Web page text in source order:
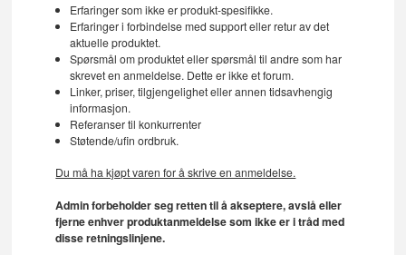
Erfaringer som ikke er produkt-spesifikke.
Erfaringer i forbindelse med support eller retur av det
aktuelle produktet.
Spørsmål om produktet eller spørsmål til andre som har
skrevet en anmeldelse. Dette er ikke et forum.
Linker, priser, tilgjengelighet eller annen tidsavhengig
informasjon.
Referanser til konkurrenter
Støtende/ufin ordbruk.
Du må ha kjøpt varen for å skrive en anmeldelse.
Admin forbeholder seg retten til å akseptere, avslå eller
fjerne enhver produktanmeldelse som ikke er i tråd med
disse retningslinjene.